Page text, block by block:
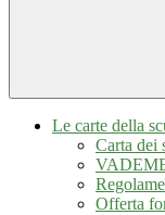
Le carte della
Carta dei
Offerta